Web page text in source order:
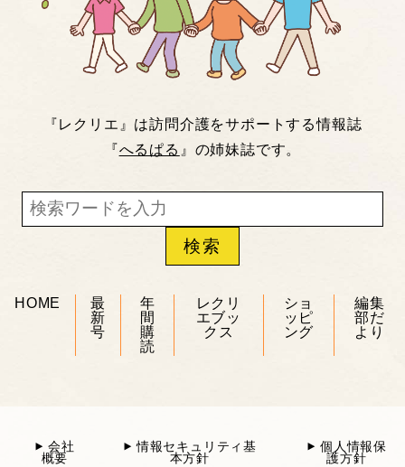
『レクリエ』は訪問介護をサポートする情報誌
『へるぱる 』の姉妹誌です。
HOME
最
新
号
年
間
購
読
レクリ
エブッ
クス
ショ
ッピ
ング
編集
部だ
より
会社
概要
情報セキュリティ基
本方針
個人情報保
護方針